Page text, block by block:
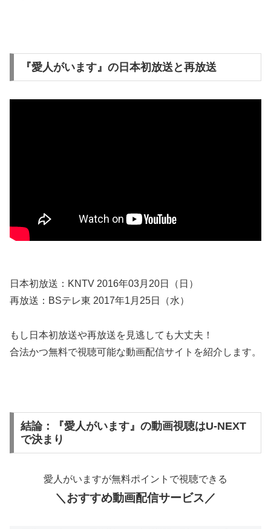
『愛人がいます』の日本初放送と再放送
日本初放送：KNTV 2016年03月20日（日）
再放送：BSテレ東 2017年1月25日（水）
もし日本初放送や再放送を見逃しても大丈夫！
合法かつ無料で視聴可能な動画配信サイトを紹介します。
結論：『愛人がいます』の動画視聴はU-NEXT
で決まり
愛人がいますが無料ポイントで視聴できる
＼おすすめ動画配信サービス／